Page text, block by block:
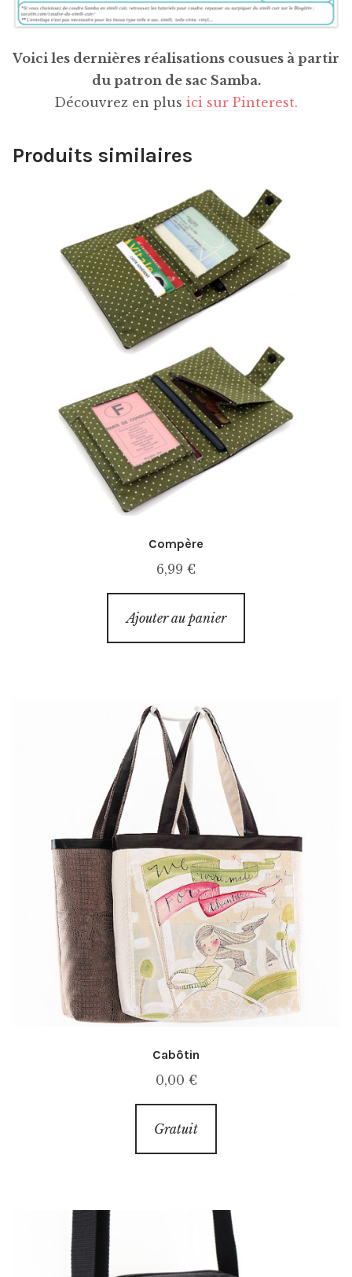
Voici les dernières réalisations cousues à partir
du patron de sac Samba.
Découvrez en plus ici sur Pinterest.
Produits similaires
Compère
6,99 €
Ajouter au panier
Cabôtin
0,00 €
Gratuit